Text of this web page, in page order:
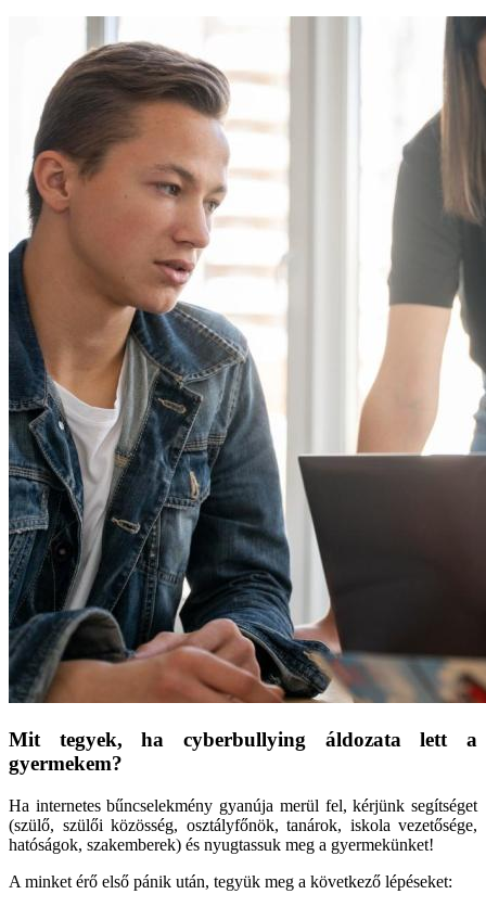
Mit tegyek, ha cyberbullying áldozata lett a
gyermekem?
Ha internetes bűncselekmény gyanúja merül fel, kérjünk segítséget
(szülő, szülői közösség, osztályfőnök, tanárok, iskola vezetősége,
hatóságok, szakemberek) és nyugtassuk meg a gyermekünket!
A minket érő első pánik után, tegyük meg a következő lépéseket: